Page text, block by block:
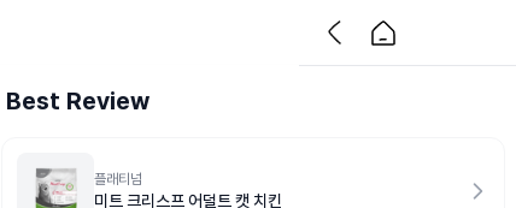
Best Review
플래티넘
미트 크리스프 어덜트 캣 치킨